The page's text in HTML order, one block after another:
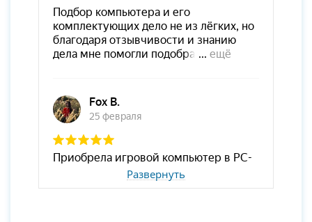
Развернуть